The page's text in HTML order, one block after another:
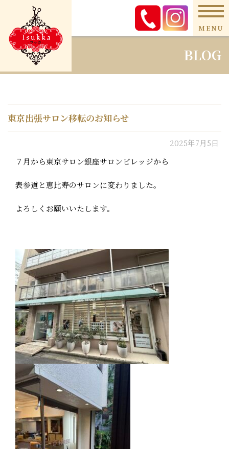
MENU
BLOG
東京出張サロン移転のお知らせ
2025年7月5日
７月から東京サロン銀座サロンビレッジから
表参道と恵比寿のサロンに変わりました。
よろしくお願いいたします。